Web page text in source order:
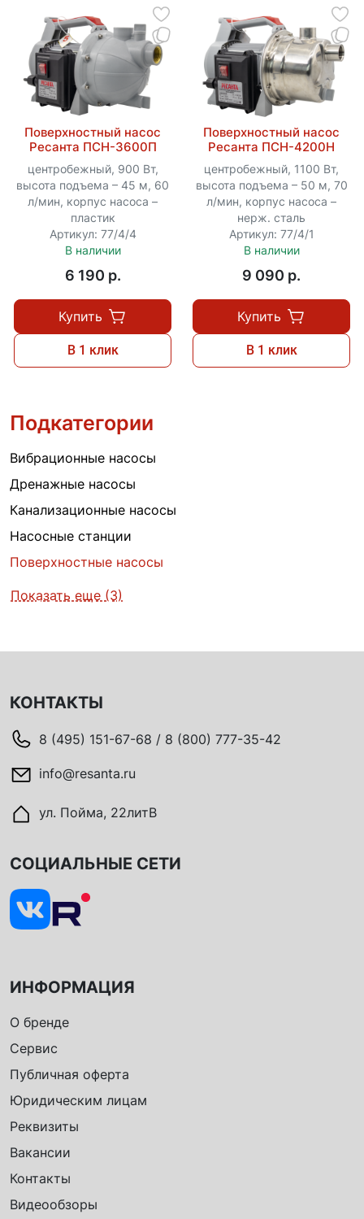
Поверхностный насос
Ресанта ПСН-3600П
центробежный, 900 Вт,
высота подъема – 45 м, 60
л/мин, корпус насоса –
пластик
Артикул: 77/4/4
В наличии
6 190 p.
Купить
В 1 клик
Поверхностный насос
Ресанта ПСН-4200Н
центробежный, 1100 Вт,
высота подъема – 50 м, 70
л/мин, корпус насоса –
нерж. сталь
Артикул: 77/4/1
В наличии
9 090 p.
Купить
В 1 клик
Подкатегории
Вибрационные насосы
Дренажные насосы
Канализационные насосы
Насосные станции
Поверхностные насосы
Показать еще (3)
КОНТАКТЫ
8 (495) 151-67-68 / 8 (800) 777-35-42
info@resanta.ru
ул. Пойма, 22литВ
ИНФОРМАЦИЯ
О бренде
Сервис
Публичная оферта
Юридическим лицам
Реквизиты
Вакансии
Контакты
Видеообзоры
СОЦИАЛЬНЫЕ СЕТИ